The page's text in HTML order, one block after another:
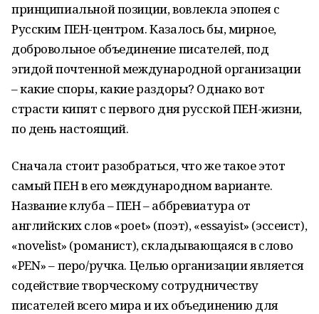
принципиальной позиции, вовлекла эпопея с
Русским ПЕН-центром. Казалось бы, мирное,
добровольное объединение писателей, под
эгидой почтенной международной организации
– какие споры, какие раздоры? Однако вот
страсти кипят с первого дня русской ПЕН-жизни,
по день настоящий.
Сначала стоит разобраться, что же такое этот
самый ПЕН в его международном варианте.
Название клуба – ПЕН – аббревиатура от
английских слов «poet» (поэт), «essayist» (эссеист),
«novelist» (романист), складывающаяся в слово
«PEN» – перо/ручка. Целью организации является
содействие творческому сотрудничеству
писателей всего мира и их объединению для